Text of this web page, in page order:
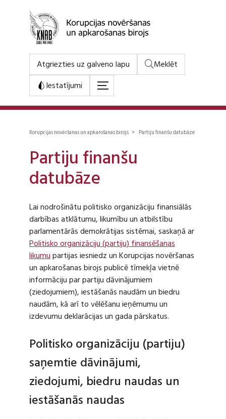
Atgriezties uz galveno lapu
Meklēt
Iestatījumi
Korupcijas novēršanas un apkarošanas birojs > Partiju finanšu datubāze
Partiju finanšu
datubāze
Lai nodrošinātu politisko organizāciju finansiālās
darbības atklātumu, likumību un atbilstību
parlamentārās demokrātijas sistēmai, saskaņā ar
Politisko organizāciju (partiju) finansēšanas
likumupartijas iesniedz un Korupcijas novēršanas
un apkarošanas birojs publicē tīmekļa vietnē
informāciju par partiju dāvinājumiem
(ziedojumiem), iestāšanās naudām un biedru
naudām, kā arī to vēlēšanu ieņēmumu un
izdevumu deklarācijas un gada pārskatus.
Politisko organizāciju (partiju)
saņemtie dāvinājumi,
ziedojumi, biedru naudas un
iestāšanās naudas